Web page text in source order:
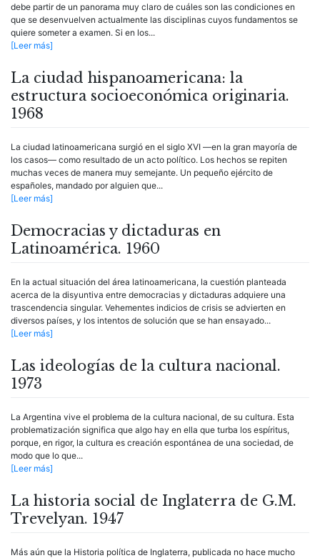
debe partir de un panorama muy claro de cuáles son las condiciones en
que se desenvuelven actualmente las disciplinas cuyos fundamentos se
quiere someter a examen. Si en los...
[Leer más]
La ciudad hispanoamericana: la
estructura socioeconómica originaria.
1968
La ciudad latinoamericana surgió en el siglo XVI —en la gran mayoría de
los casos— como resultado de un acto político. Los hechos se repiten
muchas veces de manera muy semejante. Un pequeño ejército de
españoles, mandado por alguien que...
[Leer más]
Democracias y dictaduras en
Latinoamérica. 1960
En la actual situación del área latinoamericana, la cuestión planteada
acerca de la disyuntiva entre democracias y dictaduras adquiere una
trascendencia singular. Vehementes indicios de crisis se advierten en
diversos países, y los intentos de solución que se han ensayado...
[Leer más]
Las ideologías de la cultura nacional.
1973
La Argentina vive el problema de la cultura nacional, de su cultura. Esta
problematización significa que algo hay en ella que turba los espíritus,
porque, en rigor, la cultura es creación espontánea de una sociedad, de
modo que lo que...
[Leer más]
La historia social de Inglaterra de G.M.
Trevelyan. 1947
Más aún que la Historia política de Inglaterra, publicada no hace mucho